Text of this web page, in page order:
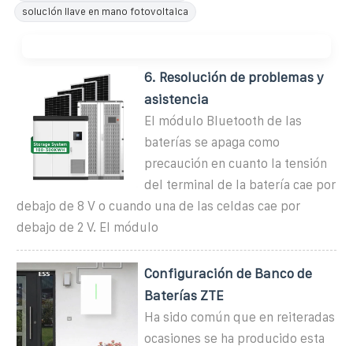
solución llave en mano fotovoltaica
6. Resolución de problemas y
asistencia
El módulo Bluetooth de las
baterías se apaga como
precaución en cuanto la tensión
del terminal de la batería cae por
debajo de 8 V o cuando una de las celdas cae por
debajo de 2 V. El módulo
Configuración de Banco de
Baterías ZTE
Ha sido común que en reiteradas
ocasiones se ha producido esta